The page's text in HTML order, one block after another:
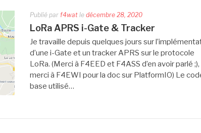
Publié par f4wat le décembre 28, 2020
LoRa APRS i-Gate & Tracker
Je travaille depuis quelques jours sur
d’une i-Gate et un tracker APRS sur le protocole
LoRa. (Merci à F4EED et F4ASS d’en avoir parlé
merci à F4EWI pour la doc sur PlatformIO) Le
base utilisé…